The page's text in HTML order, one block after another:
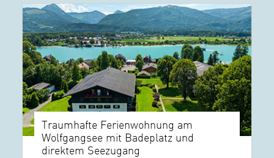
Traumhafte Ferienwohnung am
Wolfgangsee mit Badeplatz und
direktem Seezugang